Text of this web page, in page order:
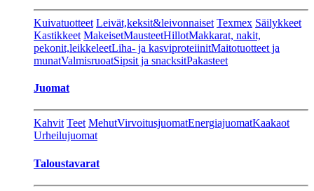
Kuivatuotteet Leivät,keksit&leivonnaiset Texmex Säilykkeet
Kastikkeet MakeisetMausteetHillotMakkarat, nakit,
pekonit,leikkeleetLiha- ja kasviproteiinitMaitotuotteet ja
munatValmisruoatSipsit ja snacksitPakasteet
Juomat
Kahvit Teet MehutVirvoitusjuomatEnergiajuomatKaakaot
Urheilujuomat
Taloustavarat